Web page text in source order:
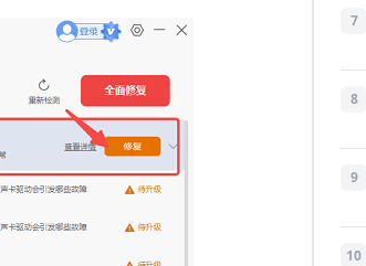
7
8
9
10